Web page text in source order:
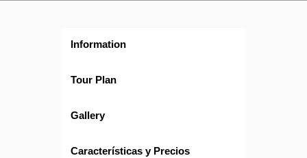
Information
Tour Plan
Gallery
Características y Precios